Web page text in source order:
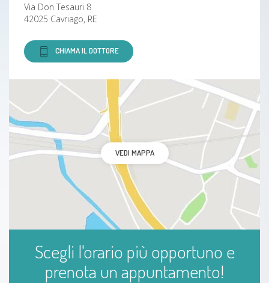
Via Don Tesauri 8
42025 Cavriago, RE
CHIAMA IL DOTTORE
VEDI MAPPA
Scegli l'orario più opportuno e
prenota un appuntamento!